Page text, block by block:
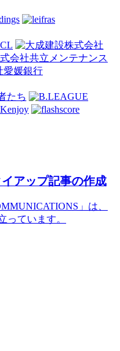
アップ記事の作成
」は、
っています。